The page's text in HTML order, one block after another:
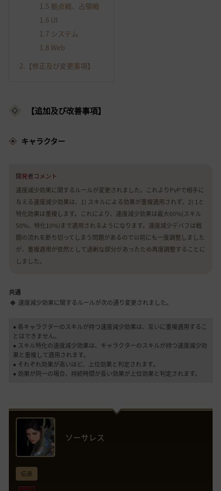
1.5 拠点戦、占領戦
1.6 UI
1.7 システム
1.8 Web
2. 【修正及び変更事項】
【追加及び改善事項】
キャラクター
開発者コメント
速度減少効果に関するルールが変更されました。これよりPvPで相手に
与える速度減少効果は、1) スキルによる効果が重複適用されず、2) 1と
特化効果は重複します。これにより、速度減少効果は最大60%(スキル
50%、特化10%)まで適用されるようになります。速度減少デバフは戦
闘の流れを断ち切ってしまう問題があるので以前にも一度調整しました
が、重複適用が依然として過剰な部分があったため再度調整することに
しました。
共通
速度減少効果に関するルールが次の通り変更されました。
● 各キャラクターのスキルが持つ速度減少効果は、互いに重複適用するこ
とはできません。
● スキル特化の速度減少効果は、キャラクターのスキルが持つ速度減少効
果と重複して適用されます。
● それぞれ効果が高いほど、上位効果と判定されます。
● 効果が同一の場合、持続時間が長い効果が上位効果と判定されます。
ソーサレス
伝承